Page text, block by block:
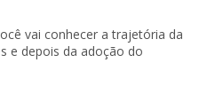
vai conhecer a trajetória da
e depois da adoção do